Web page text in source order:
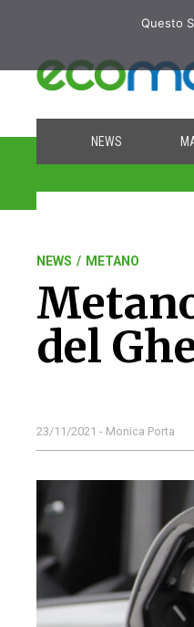
NEWS
NEWS / METANO
del
23/11/2021 - Monica Porta
Questo